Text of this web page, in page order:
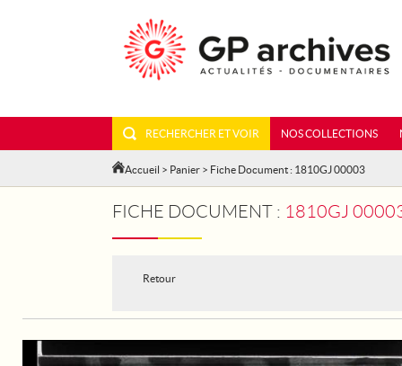
RECHERCHER ET VOIR NOS COLLECTIONS
Accueil > Panier > Fiche Document : 1810GJ 00003
FICHE DOCUMENT : 1810GJ 00003 -
Retour